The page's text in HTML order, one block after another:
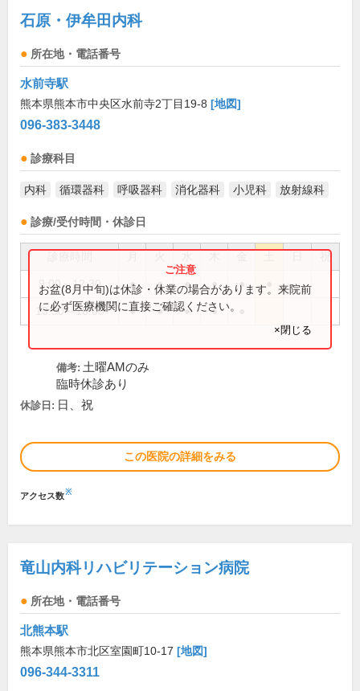
石原・伊牟田内科
所在地・電話番号
水前寺駅
熊本県熊本市中央区水前寺2丁目19-8 [地図]
096-383-3448
診療科目
内科 循環器科 呼吸器科 消化器科 小児科 放射線科
診療/受付時間・休診日
祝
9:00～12:30 ● ● ● ● ●
13:30～18:00 ● ● ● ●
お盆(8月中旬)は休診・休業の場合があります。来院前
に必ず医療機関に直接ご確認ください。
×閉じる
備考: 土曜AMのみ
臨時休診あり
休診日: 日、祝
この医院の詳細をみる
アクセス数※
竜山内科リハビリテーション病院
所在地・電話番号
北熊本駅
熊本県熊本市北区室園町10-17 [地図]
096-344-3311